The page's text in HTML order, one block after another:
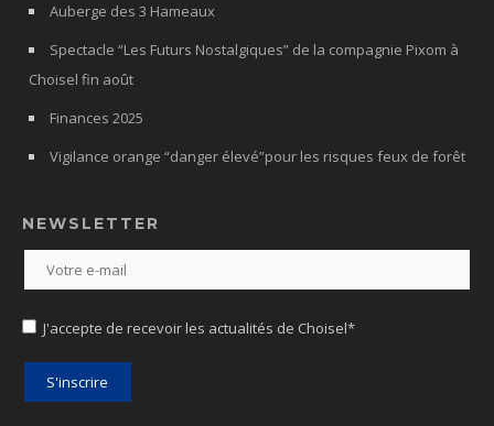
Auberge des 3 Hameaux
Spectacle “Les Futurs Nostalgiques” de la compagnie Pixom à
Choisel fin août
Finances 2025
Vigilance orange “danger élevé”pour les risques feux de forêt
NEWSLETTER
J'accepte de recevoir les actualités de Choisel*